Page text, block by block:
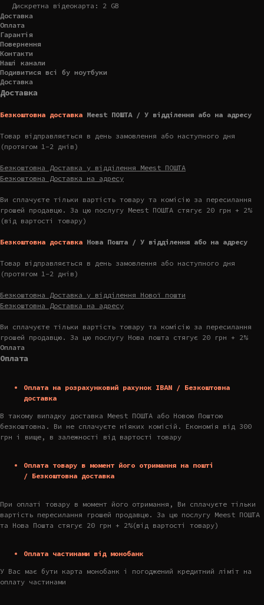
Дискретна відеокарта: 2 GB
Доставка
Оплата
Гарантія
Повернення
Контакти
Наші канали
Подивитися всі бу ноутбуки
Доставка
Доставка
Безкоштовна доставка Meest ПОШТА / У відділення або на адресу
Товар відправляється в день замовлення або наступного дня
(протягом 1-2 днів)
Безкоштовна Доставка у відділення Meest ПОШТА
Безкоштовна Доставка на адресу
Ви сплачуєте тільки вартість товару та комісію за пересилання
грошей продавцю. За цю послугу Meest ПОШТА стягує 20 грн + 2%
(від вартості товару)
Безкоштовна доставка Нова Пошта / У відділення або на адресу
Товар відправляється в день замовлення або наступного дня
(протягом 1-2 днів)
Безкоштовна Доставка у відділення Нової пошти
Безкоштовна Доставка на адресу
Ви сплачуєте тільки вартість товару та комісію за пересилання
грошей продавцю. За цю послугу Нова пошта стягує 20 грн + 2%
Оплата
Оплата
Оплата на розрахунковий рахунок IBAN / Безкоштовна
доставка
В такому випадку доставка Meest ПОШТА або Новою Поштою
безкоштовна. Ви не сплачуєте ніяких комісій. Економія від 300
грн і вище, в залежності від вартості товару
Оплата товару в момент його отримання на пошті
/ Безкоштовна доставка
При оплаті товару в момент його отримання, Ви сплачуєте тільки
вартість пересилання грошей продавцю. За цю послугу Meest ПОШТА
та Нова Пошта стягує 20 грн + 2%(від вартості товару)
Оплата частинами від монобанк
У Вас має бути карта монобанк і погоджений кредитний ліміт на
оплату частинами